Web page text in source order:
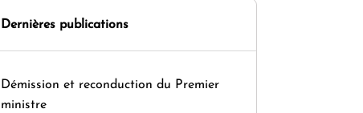
Dernières publications
Démission et reconduction du Premier
ministre